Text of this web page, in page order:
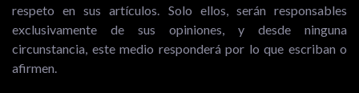
respeto en sus artículos. Solo ellos, serán responsables
exclusivamente de sus opiniones, y desde ninguna
circunstancia, este medio responderá por lo que escriban o
afirmen.